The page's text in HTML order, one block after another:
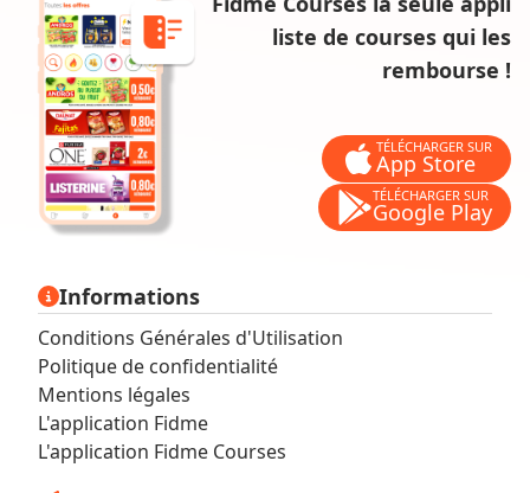
liste de courses qui les
rembourse !
TÉLÉCHARGER SUR
App Store
TÉLÉCHARGER SUR
Google Play
Informations
Conditions Générales d'Utilisation
Politique de confidentialité
Mentions légales
L'application Fidme
L'application Fidme Courses